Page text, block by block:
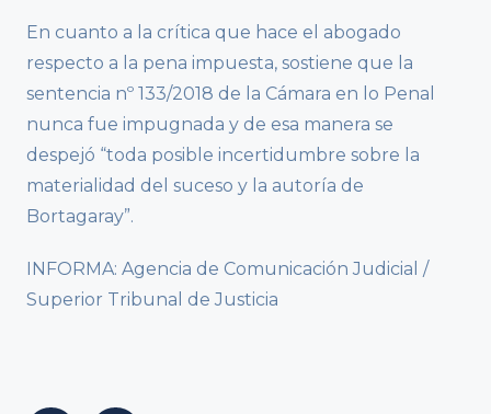
En cuanto a la crítica que hace el abogado
respecto a la pena impuesta, sostiene que la
sentencia nº 133/2018 de la Cámara en lo Penal
nunca fue impugnada y de esa manera se
despejó “toda posible incertidumbre sobre la
materialidad del suceso y la autoría de
Bortagaray”.
INFORMA: Agencia de Comunicación Judicial /
Superior Tribunal de Justicia